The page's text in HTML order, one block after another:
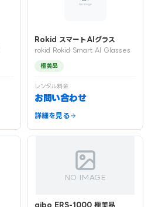
Rokid スマートAIグラス
rokid Rokid Smart AI Glasses
極美品
レンタル料金
お問い合わせ
詳細を見る
NO IMAGE
aibo ERS-1000 極美品